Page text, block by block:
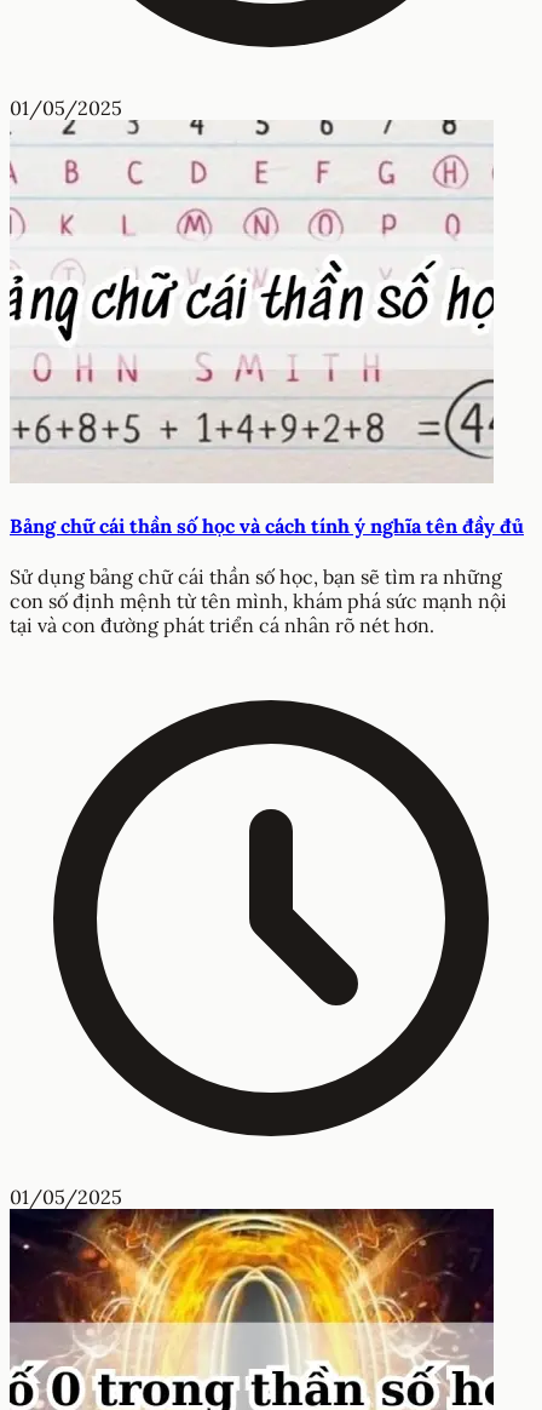
01/05/2025
Bảng chữ cái thần số học và cách tính ý nghĩa tên đầy đủ
Sử dụng bảng chữ cái thần số học, bạn sẽ tìm ra những
con số định mệnh từ tên mình, khám phá sức mạnh nội
tại và con đường phát triển cá nhân rõ nét hơn.
01/05/2025